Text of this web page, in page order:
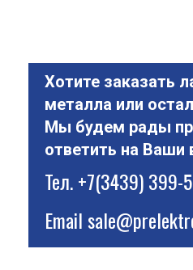
Хотите заказать
металла или
Мы будем рады
ответить на Ваши
Тел.+7(3439) 399-
Email